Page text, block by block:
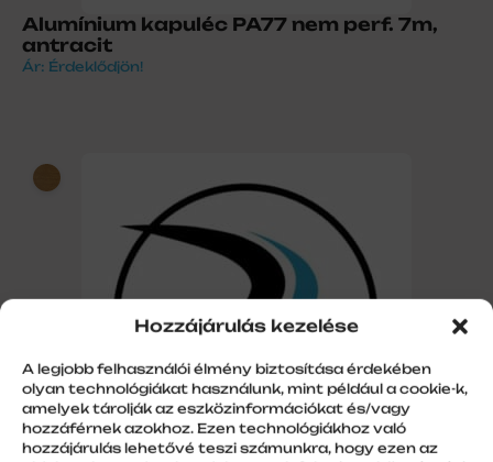
Hozzájárulás kezelése
A legjobb felhasználói élmény biztosítása érdekében
olyan technológiákat használunk, mint például a cookie-k,
amelyek tárolják az eszközinformációkat és/vagy
hozzáférnek azokhoz. Ezen technológiákhoz való
hozzájárulás lehetővé teszi számunkra, hogy ezen az
Alumínium kapuléc PA77 nem perf. 7m,
antracit
Ár: Érdeklődjön!